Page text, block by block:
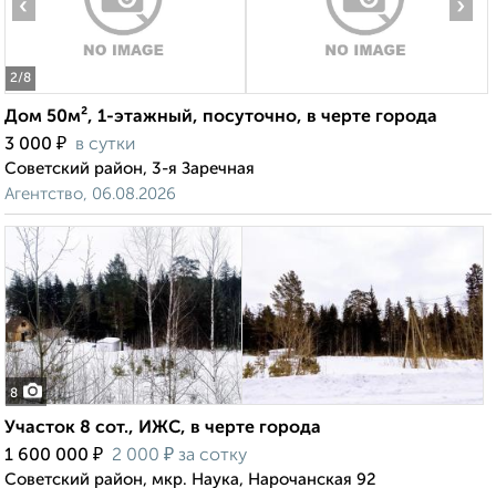
2/8
‹ ›
Дом 50м², 1-этажный, посуточно, в черте города
3 000 ₽ в сутки
Советский район, 3-я Заречная
Агентство, 06.08.2026
8
Участок 8 сот., ИЖС, в черте города
1 600 000 ₽ 2 000 ₽ за сотку
Советский район, мкр. Наука, Нарочанская 92